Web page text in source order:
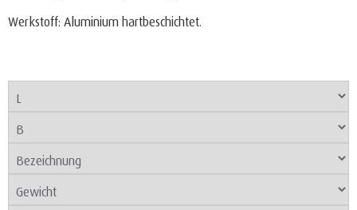
Werkstoff: Aluminium hartbeschichtet.